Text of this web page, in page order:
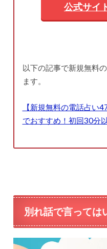
公式サイ
以下の記事で新規無料
ます。
【新規無料の電話占い
でおすすめ！初回30分
別れ話で言っては